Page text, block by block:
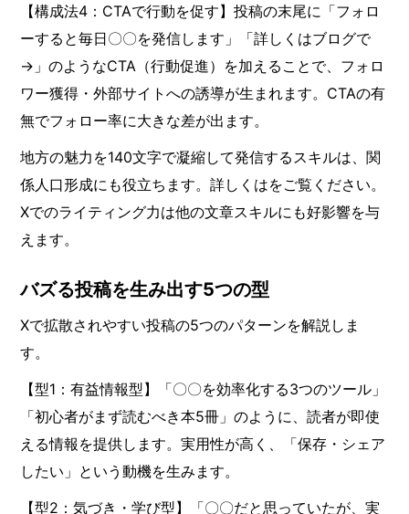
【構成法4：CTAで行動を促す】投稿の末尾に「フォロ
ーすると毎日〇〇を発信します」「詳しくはブログで
→」のようなCTA（行動促進）を加えることで、フォロ
ワー獲得・外部サイトへの誘導が生まれます。CTAの有
無でフォロー率に大きな差が出ます。
地方の魅力を140文字で凝縮して発信するスキルは、関
係人口形成にも役立ちます。詳しくはをご覧ください。
Xでのライティング力は他の文章スキルにも好影響を与
えます。
バズる投稿を生み出す5つの型
Xで拡散されやすい投稿の5つのパターンを解説しま
す。
【型1：有益情報型】「〇〇を効率化する3つのツール」
「初心者がまず読むべき本5冊」のように、読者が即使
える情報を提供します。実用性が高く、「保存・シェア
したい」という動機を生みます。
【型2：気づき・学び型】「〇〇だと思っていたが、実